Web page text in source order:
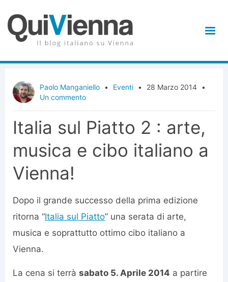
Paolo Manganiello • Eventi • 28 Marzo 2014 •
Un commento
Italia sul Piatto 2 : arte,
musica e cibo italiano a
Vienna!
Dopo il grande successo della prima edizione
ritorna “Italia sul Piatto” una serata di arte,
musica e soprattutto ottimo cibo italiano a
Vienna.
La cena si terrà sabato 5. Aprile 2014 a partire